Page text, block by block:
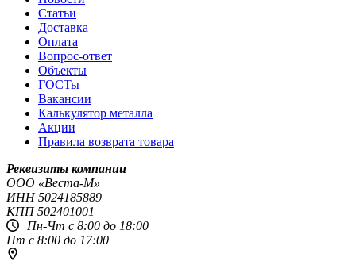
Статьи
Доставка
Оплата
Вопрос-ответ
Объекты
ГОСТы
Вакансии
Калькулятор металла
Акции
Правила возврата товара
Реквизиты компании
OOO «Веста-М»
ИНН5024185889
КПП502401001
Пн-Чт с 8:00 до 18:00
Пт с 8:00 до 17:00